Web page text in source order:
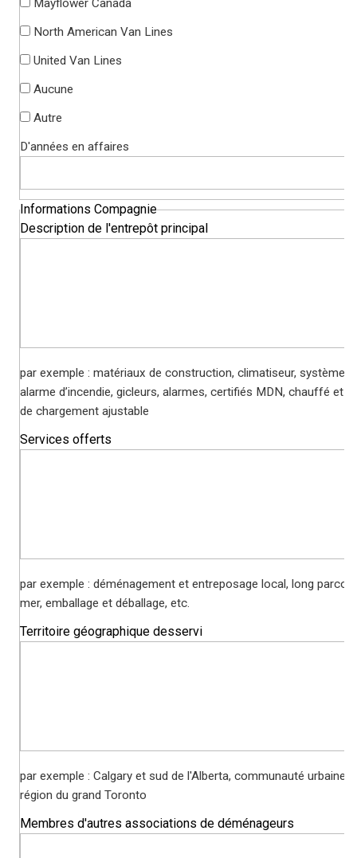
Mayflower Canada
North American Van Lines
United Van Lines
Aucune
Autre
D'années en affaires
Informations Compagnie
Description de l'entrepôt principal
par exemple : matériaux de construction, climatiseur, système
alarme d’incendie, gicleurs, alarmes, certifiés MDN, chauffé et
de chargement ajustable
Services offerts
par exemple : déménagement et entreposage local, long
mer, emballage et déballage, etc.
Territoire géographique desservi
par exemple : Calgary et sud de l'Alberta, communauté urbaine
région du grand Toronto
Membres d'autres associations de déménageurs